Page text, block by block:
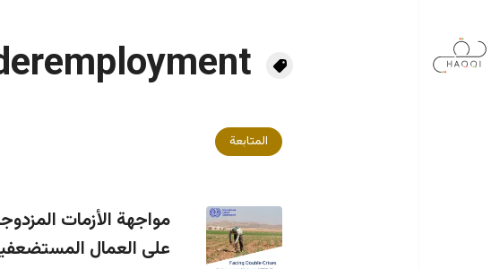
المتابعة
على العمال